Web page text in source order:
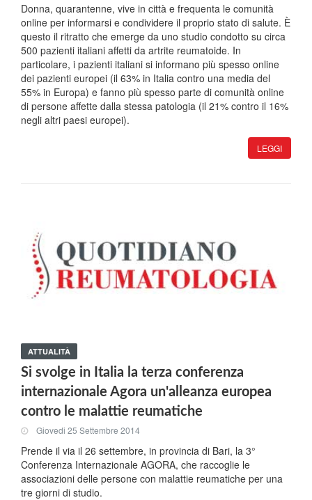
Donna, quarantenne, vive in città e frequenta le comunità
online per informarsi e condividere il proprio stato di salute. È
questo il ritratto che emerge da uno studio condotto su circa
500 pazienti italiani affetti da artrite reumatoide. In
particolare, i pazienti italiani si informano più spesso online
dei pazienti europei (il 63% in Italia contro una media del
55% in Europa) e fanno più spesso parte di comunità online
di persone affette dalla stessa patologia (il 21% contro il 16%
negli altri paesi europei).
LEGGI
ATTUALITÀ
Si svolge in Italia la terza conferenza
internazionale Agora un'alleanza europea
contro le malattie reumatiche
Giovedi 25 Settembre 2014
Prende il via il 26 settembre, in provincia di Bari, la 3°
Conferenza Internazionale AGORA, che raccoglie le
associazioni delle persone con malattie reumatiche per una
tre giorni di studio.